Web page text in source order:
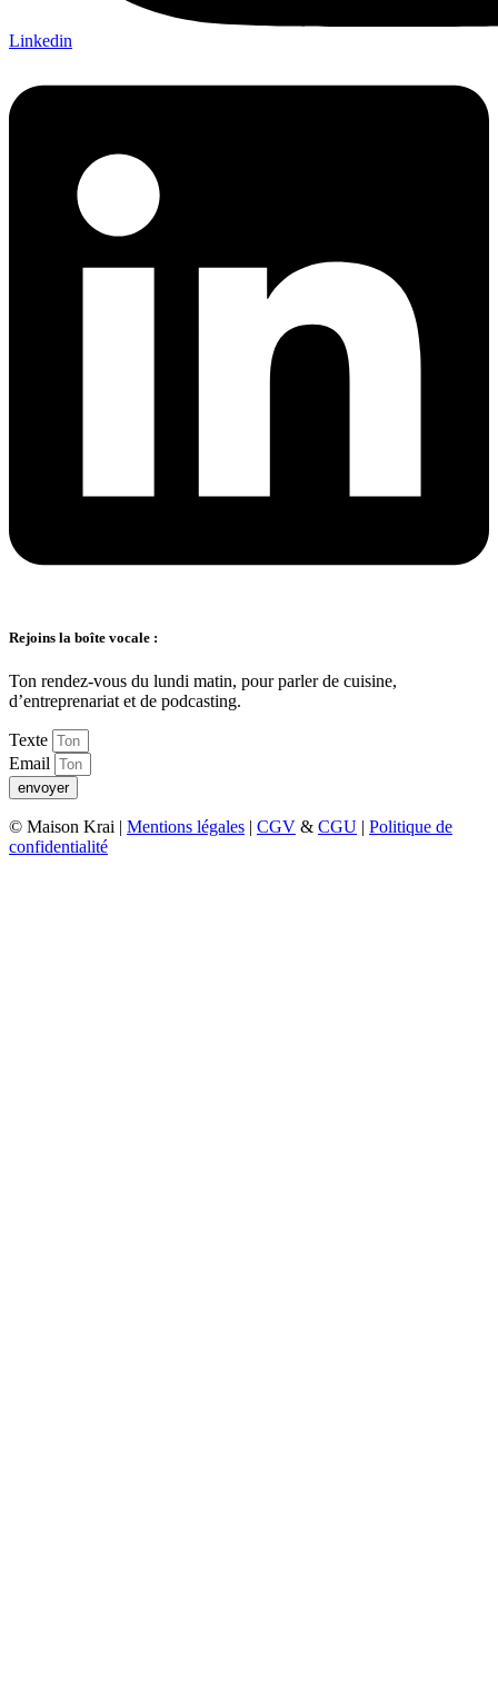
Linkedin
Rejoins la boîte vocale :
Ton rendez-vous du lundi matin, pour parler de cuisine,
d’entreprenariat et de podcasting.
Texte
Email
envoyer
© Maison Krai | Mentions légales | CGV & CGU | Politique de
confidentialité